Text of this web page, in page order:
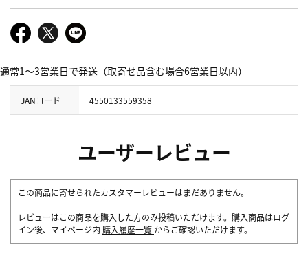
通常1～3営業日で発送（取寄せ品含む場合6営業日以内）
JANコード 4550133559358
ユーザーレビュー
この商品に寄せられたカスタマーレビューはまだありません。
レビューはこの商品を購入した方のみ投稿いただけます。購入商品はログ
イン後、マイページ内 購入履歴一覧 からご確認いただけます。